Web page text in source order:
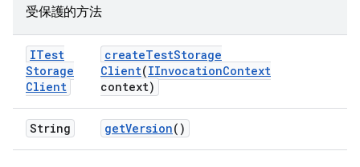
受保護的方法
ITest
Storage
Client
createTestStorage
Client(IInvocationContext
context)
String getVersion()